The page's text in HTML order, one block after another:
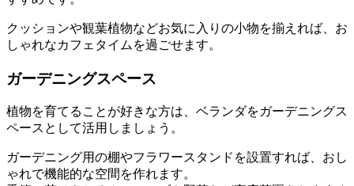
クッションや観葉植物などお気に入りの小物を揃えれば、お
しゃれなカフェタイムを過ごせます。
ガーデニングスペース
植物を育てることが好きな方は、ベランダをガーデニングス
ペースとして活用しましょう。
ガーデニング用の棚やフラワースタンドを設置すれば、おし
ゃれで機能的な空間を作れます。